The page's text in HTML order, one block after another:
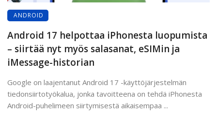
ANDROID
Android 17 helpottaa iPhonesta luopumista
– siirtää nyt myös salasanat, eSIMin ja
iMessage-historian
Google on laajentanut Android 17 -käyttöjärjestelmän
tiedonsiirtotyökalua, jonka tavoitteena on tehdä iPhonesta
Android-puhelimeen siirtymisestä aikaisempaa ...